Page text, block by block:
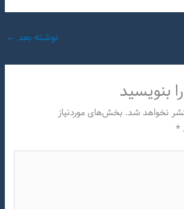
نوشته بعد ←
بنویسید
نخواهد شد. بخش‌های موردنیاز
*